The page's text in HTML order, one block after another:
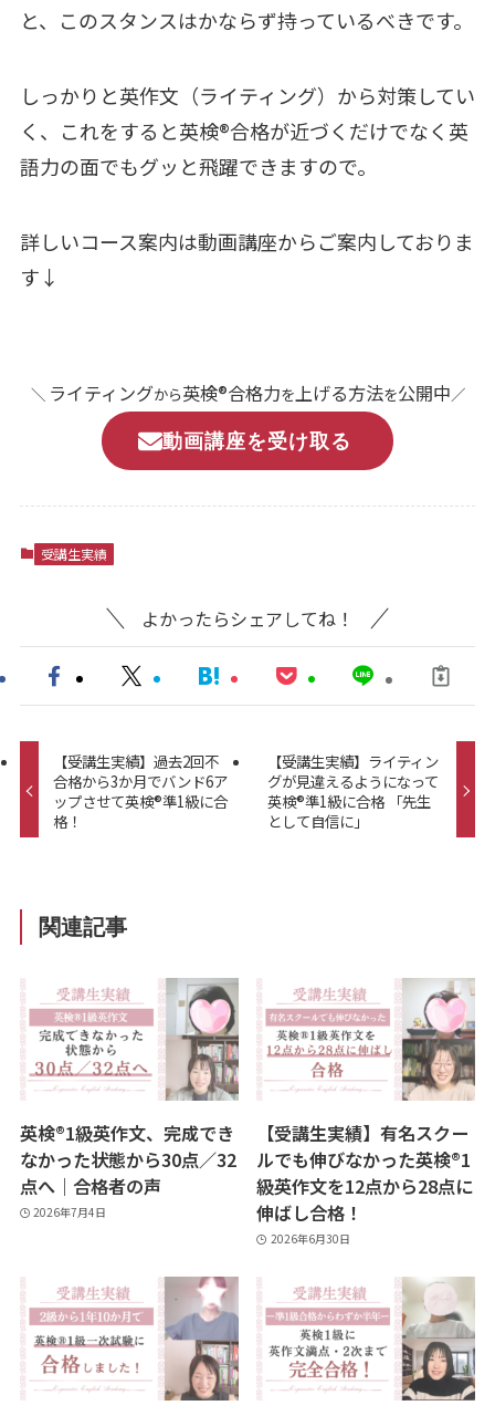
と、このスタンスはかならず持っているべきです。
しっかりと英作文（ライティング）から対策してい
く、これをすると英検®合格が近づくだけでなく英
語力の面でもグッと飛躍できますので。
詳しいコース案内は動画講座からご案内しておりま
す↓
＼ ライティングから英検®合格力を上げる方法を公開中／
動画講座を受け取る
受講生実績
よかったらシェアしてね！
【受講生実績】過去2回不
合格から3か月でバンド6ア
ップさせて英検®準1級に合
格！
【受講生実績】ライティン
グが見違えるようになって
英検®準1級に合格 「先生
として自信に」
関連記事
英検®1級英作文、完成でき
なかった状態から30点／32
点へ｜合格者の声
2026年7月4日
【受講生実績】有名スクー
ルでも伸びなかった英検®1
級英作文を12点から28点に
伸ばし合格！
2026年6月30日